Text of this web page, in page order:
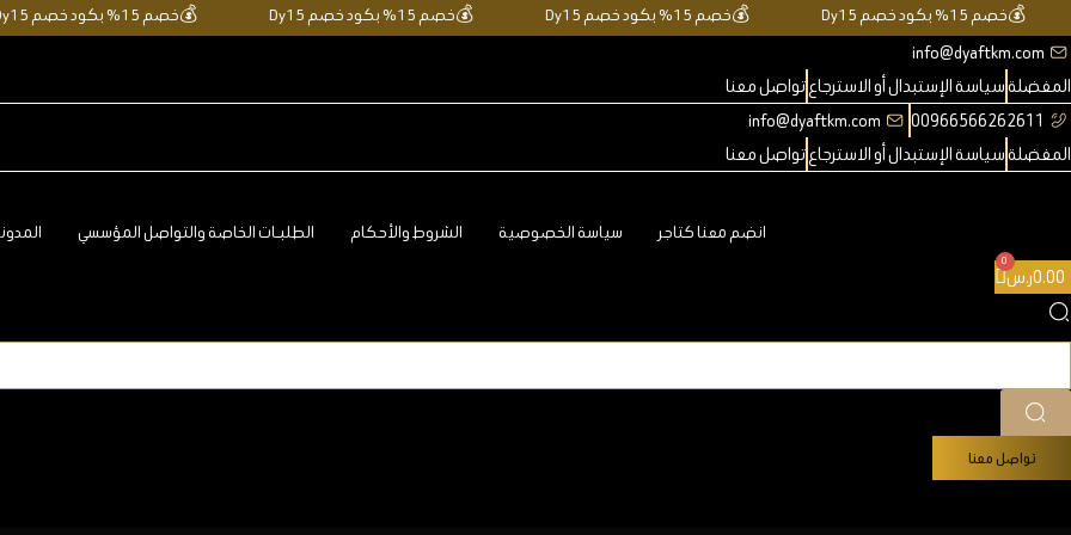
إلى
المحتوى
💰خصم 15% بكود خصم Dy15 💰خصم 15% بكود خصم Dy15 💰خصم 15% بكود خصم Dy15 💰خصم 15% بكود خصم Dy15
info@dyaftkm.com
المفضلةسياسة الإستبدال أو الاسترجاعتواصل معنا
00966566262611
info@dyaftkm.com
المفضلةسياسة الإستبدال أو الاسترجاعتواصل معنا
انضم معنا كتاجر سياسة الخصوصية الشروط والأحكام الطلبـات الخاصة والتواصل المؤسسي
0.00ر.س
تواصل معنا